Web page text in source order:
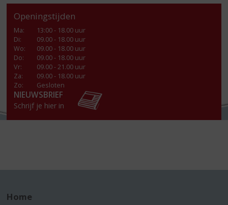
Openingstijden
Ma:
13:00 - 18.00 uur
Di:
09.00 - 18.00 uur
Wo:
09.00 - 18.00 uur
Do:
09.00 - 18.00 uur
Vr:
09.00 - 21.00 uur
Za:
09.00 - 18.00 uur
Zo:
Gesloten
NIEUWSBRIEF
Schrijf je hier in
Home